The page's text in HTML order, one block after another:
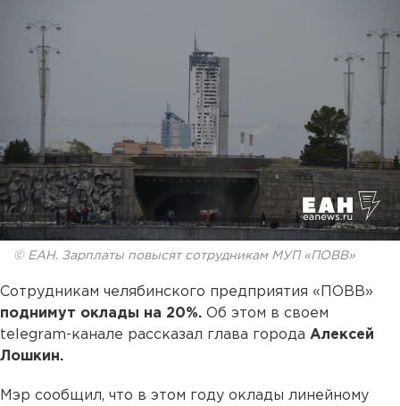
© ЕАН. Зарплаты повысят сотрудникам МУП «ПОВВ»
Сотрудникам челябинского предприятия «ПОВВ»
поднимут оклады на 20%. Об этом в своем
telegram-канале рассказал глава города Алексей
Лошкин.
Мэр сообщил, что в этом году оклады линейному